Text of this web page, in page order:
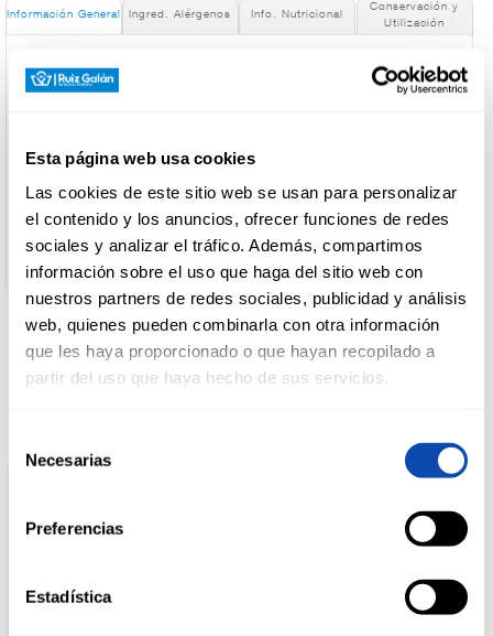
Esta página web usa cookies
Las cookies de este sitio web se usan para personalizar
el contenido y los anuncios, ofrecer funciones de redes
sociales y analizar el tráfico. Además, compartimos
información sobre el uso que haga del sitio web con
nuestros partners de redes sociales, publicidad y análisis
web, quienes pueden combinarla con otra información
que les haya proporcionado o que hayan recopilado a
partir del uso que haya hecho de sus servicios.
Necesarias
Preferencias
Estadística
DROGUERÍA
Y LIMPIEZA
PERFUMERÍA
E HIGIENE
HOGAR
Información General Ingred. Alérgenos Info. Nutricional
Conservación y
Utilización
Denominación de alimento:
Sardinas en aceite de oliva.
Nombre de Operador:
Dirección del Operador:
Charles Darwin 3 29590 Malaga - España
Peso escurrido:
Productos relacionados